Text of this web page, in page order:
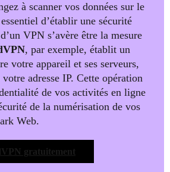
à scanner vos données sur le
d’établir une sécurité
VPN s’avère être la mesure
, par exemple, établit un
votre appareil et ses serveurs,
adresse IP. Cette opération
de vos activités en ligne
de la numérisation de vos
Web.
gratuitement